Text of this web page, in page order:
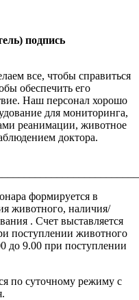
подпись
все, чтобы справиться
обеспечить его
Наш персонал хорошо
для мониторинга,
реанимации, животное
доктора.
формируется в
животного, наличия/
. Счет выставляется
поступлении животного
до 9.00 при поступлении
по суточному режиму с